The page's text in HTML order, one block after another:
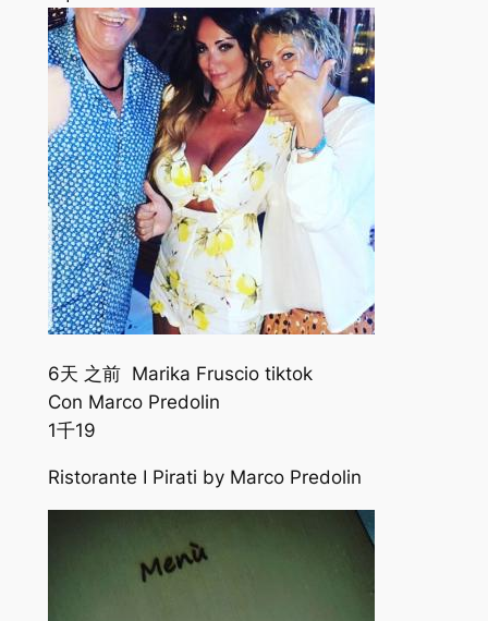
6天 之前 Marika Fruscio tiktok
Con Marco Predolin
1千19
Ristorante I Pirati by Marco Predolin